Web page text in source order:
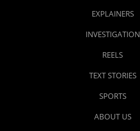
EXPLAINERS
INVESTIGATION
REELS
TEXT STORIES
SPORTS
ABOUT US